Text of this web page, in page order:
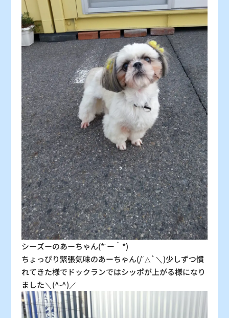
×
25
×
26
×
27
×
28
×
29
×
30
×
×
：シーズン料金 〇：空車
：残り僅か × ：満車
​
シーズーのあーちゃん(*´ー｀*)
ちょっぴり緊張気味のあーちゃん(/´△`＼)少しずつ慣
れてきた様でドックランではシッポが上がる様になり
ました＼(^-^)／